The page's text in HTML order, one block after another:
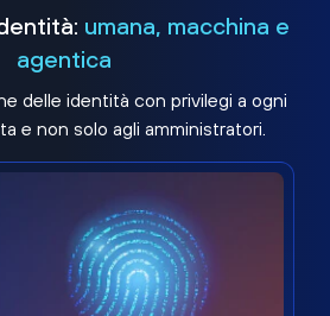
umana, macchina e
agentica
delle identità con privilegi a ogni
e non solo agli amministratori.